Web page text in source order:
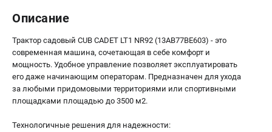
Описание
Трактор садовый CUB CADET LT1 NR92 (13AB77BE603) - это
современная машина, сочетающая в себе комфорт и
мощность. Удобное управление позволяет эксплуатировать
его даже начинающим операторам. Предназначен для ухода
за любыми придомовыми территориями или спортивными
площадками площадью до 3500 м2.
Технологичные решения для надежности: